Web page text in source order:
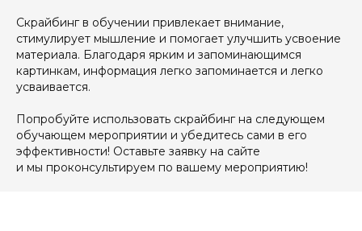
Скрайбинг в обучении привлекает внимание,
стимулирует мышление и помогает улучшить усвоение
материала. Благодаря ярким и запоминающимся
картинкам, информация легко запоминается и легко
усваивается.
Попробуйте использовать скрайбинг на следующем
обучающем мероприятии и убедитесь сами в его
эффективности! Оставьте заявку на сайте
и мы проконсультируем по вашему мероприятию!